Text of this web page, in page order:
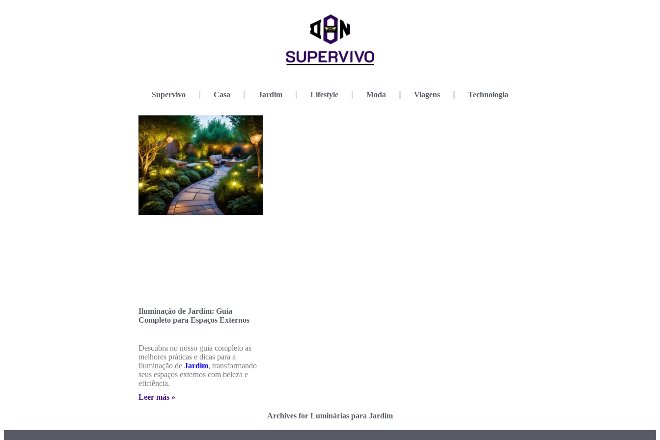
Supervivo Casa Jardim Lifestyle Moda Viagens Technologia
Iluminação de Jardim: Guia
Completo para Espaços Externos
Descubra no nosso guia completo as
melhores práticas e dicas para a
Iluminação de Jardim, transformando
seus espaços externos com beleza e
eficiência.
Leer más »
Archives for Luminárias para Jardim